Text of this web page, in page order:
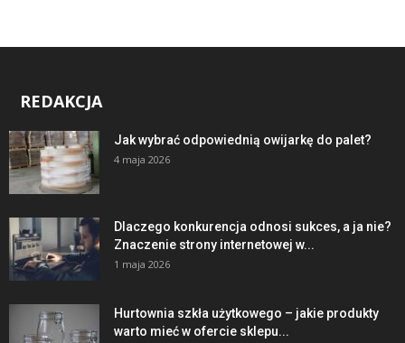
REDAKCJA
Jak wybrać odpowiednią owijarkę do palet?
4 maja 2026
Dlaczego konkurencja odnosi sukces, a ja nie?
Znaczenie strony internetowej w...
1 maja 2026
Hurtownia szkła użytkowego – jakie produkty
warto mieć w ofercie sklepu...